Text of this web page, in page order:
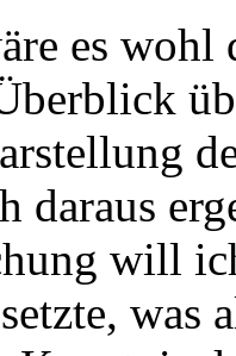
es wohl
daraus
will
was